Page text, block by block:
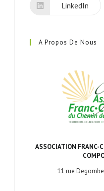
LinkedIn
A Propos De Nous
ASSOCIATION FRANC-
11 rue